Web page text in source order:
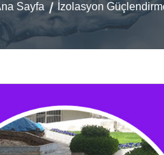
Sayfa İzolasyon